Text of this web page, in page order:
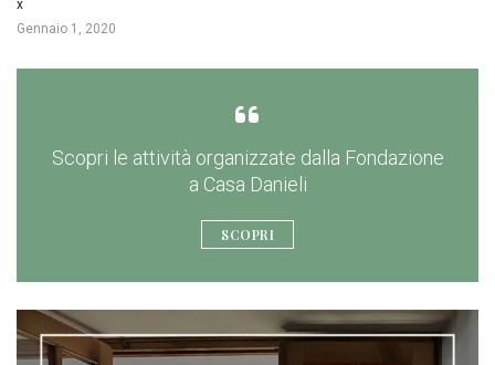
x
Gennaio 1, 2020
Scopri le attività organizzate dalla Fondazione
a Casa Danieli
SCOPRI